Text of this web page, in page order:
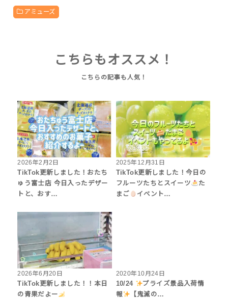
アミューズ
こちらもオススメ！
2026年2月2日
TikTok更新しました！おたち
ゅう富士店 今日入ったデザー
トと、おす…
2025年12月31日
TikTok更新しました！今日の
フルーツたちとスイーツ
た
まご
イベント…
2026年6月20日
TikTok更新しました！！本日
の青果だよー
2020年10月24日
10/24
プライズ景品入荷情
報
【鬼滅の…